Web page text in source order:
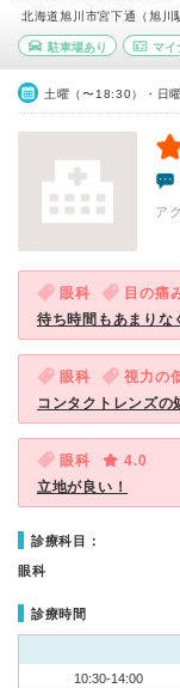
北海道旭川市宮下通（旭川
駐車場あり マイ
土曜（〜18:30）・日
ア
眼科 目の痛
待ち時間もあまりな
眼科 視力の
コンタクトレンズの
眼科
4.0
立地が良い！
診療科目：
眼科
診療時間
10:30-14:00